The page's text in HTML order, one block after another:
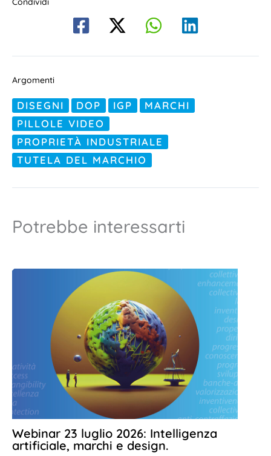
Argomenti
DISEGNI DOP IGP
MARCHI
PILLOLE VIDEO
PROPRIETÀ INDUSTRIALE
TUTELA DEL MARCHIO
Potrebbe interessarti
Webinar 23 luglio 2026: Intelligenza
artificiale, marchi e design.